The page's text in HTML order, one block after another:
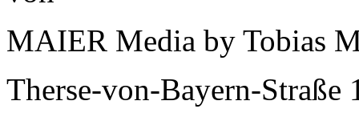
MAIER Media by Tobias
Therse-von-Bayern-Straße